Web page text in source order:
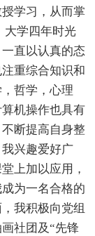
学习，从而掌
大学四年时光
直以认真的态
重综合知识和
哲学，心理
机操作也具有
断提高自身整
兴趣爱好广
上加以应用，
为一名合格的
我积极向党组
社团及“先锋